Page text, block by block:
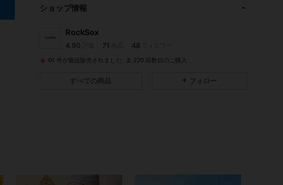
ショップ情報
RockSox
4.90
は 1日前 に購入しました
4K 件が最近販売されました 220 回数目のご購入
すべての商品 フォロー